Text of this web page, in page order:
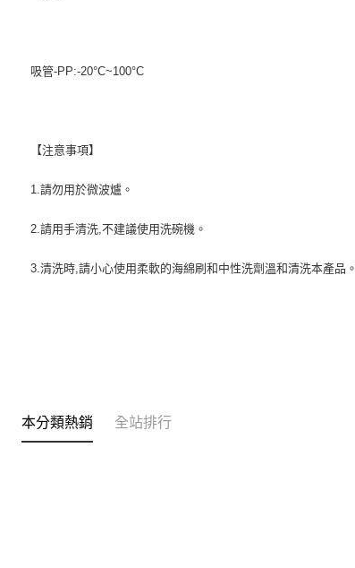
吸管-PP:-20°C~100°C
【注意事項】
1.請勿用於微波爐。
2.請用手清洗,不建議使用洗碗機。
3.清洗時,請小心使用柔軟的海綿刷和中性洗劑溫和清洗本產品。
本分類熱銷 全站排行